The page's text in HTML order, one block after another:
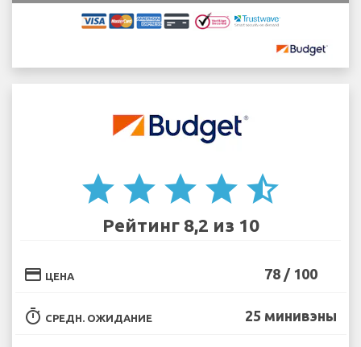
star star star star star_half
Рейтинг 8,2 из 10
credit_card ЦЕНА 78 / 100
timer СРЕДН. ОЖИДАНИЕ 25 минивэны